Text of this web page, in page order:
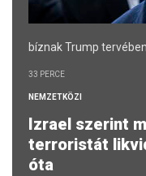
bíznak Trump
33 PERCE
NEMZETKÖZI
Izrael szerint
terroristát
óta